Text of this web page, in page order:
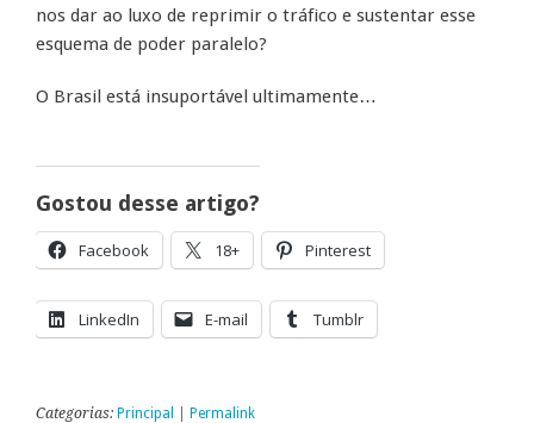
nos dar ao luxo de reprimir o tráfico e sustentar esse
esquema de poder paralelo?
O Brasil está insuportável ultimamente…
Gostou desse artigo?
Facebook 18+ Pinterest
LinkedIn E-mail Tumblr
Categorias: Principal Permalink